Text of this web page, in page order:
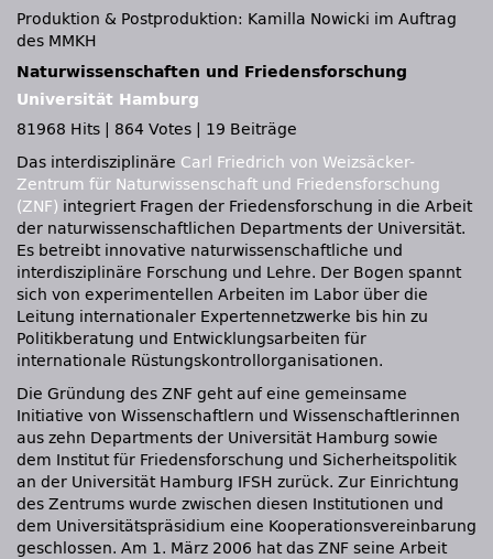
Produktion & Postproduktion: Kamilla Nowicki im Auftrag
des MMKH
Naturwissenschaften und Friedensforschung
Universität Hamburg
81968 Hits
864 Votes
19 Beiträge
Das interdisziplinäre Carl Friedrich von Weizsäcker-
Zentrum für Naturwissenschaft und Friedensforschung
(ZNF) integriert Fragen der Friedensforschung in die Arbeit
der naturwissenschaftlichen Departments der Universität.
Es betreibt innovative naturwissenschaftliche und
interdisziplinäre Forschung und Lehre. Der Bogen spannt
sich von experimentellen Arbeiten im Labor über die
Leitung internationaler Expertennetzwerke bis hin zu
Politikberatung und Entwicklungsarbeiten für
internationale Rüstungskontrollorganisationen.
Die Gründung des ZNF geht auf eine gemeinsame
Initiative von Wissenschaftlern und Wissenschaftlerinnen
aus zehn Departments der Universität Hamburg sowie
dem Institut für Friedensforschung und Sicherheitspolitik
an der Universität Hamburg IFSH zurück. Zur Einrichtung
des Zentrums wurde zwischen diesen Institutionen und
dem Universitätspräsidium eine Kooperationsvereinbarung
geschlossen. Am 1. März 2006 hat das ZNF seine Arbeit